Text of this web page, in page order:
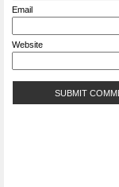
Email
Website